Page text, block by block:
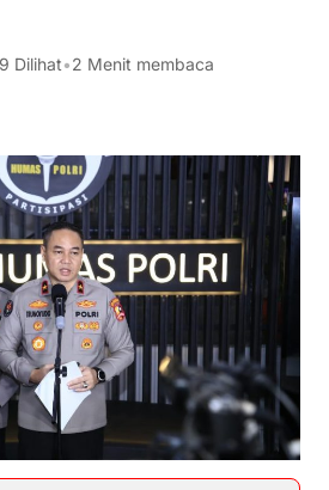
Dilihat•2 Menit membaca